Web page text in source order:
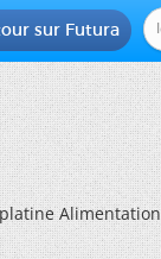
sur Futura
Alimentation